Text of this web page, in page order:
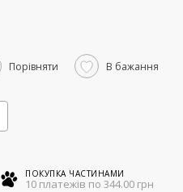
Порівняти В бажання
ПОКУПКА ЧАСТИНАМИ
10 платежів по 344.00 грн